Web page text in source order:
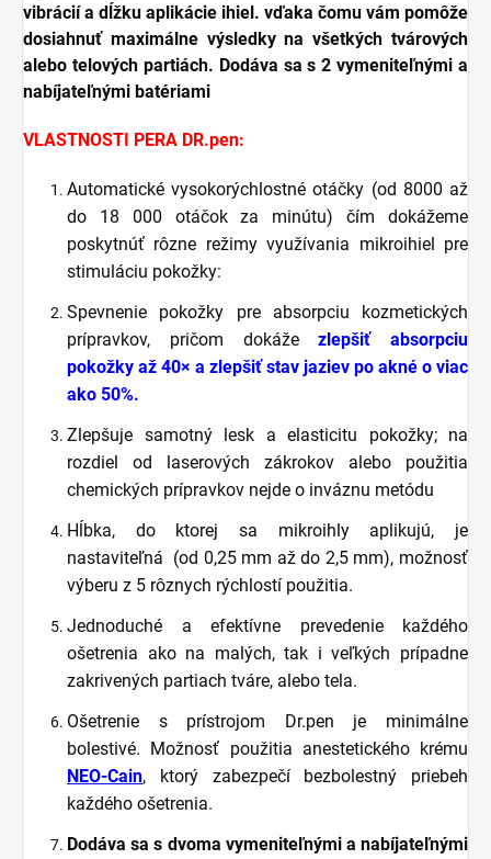
vibrácií a dĺžku aplikácie ihiel. vďaka čomu vám pomôže
dosiahnuť maximálne výsledky na všetkých tvárových
alebo telových partiách. Dodáva sa s 2 vymeniteľnými a
nabíjateľnými batériami
VLASTNOSTI PERA DR.pen:
Automatické vysokorýchlostné otáčky (od 8000 až
do 18 000 otáčok za minútu) čím dokážeme
poskytnúť rôzne režimy využívania mikroihiel pre
stimuláciu pokožky:
Spevnenie pokožky pre absorpciu kozmetických
prípravkov, pričom dokážezlepšiť absorpciu
pokožky až 40× a zlepšiť stav jaziev po akné o viac
ako 50%.
Zlepšuje samotný lesk a elasticitu pokožky; na
rozdiel od laserových zákrokov alebo použitia
chemických prípravkov nejde o inváznu metódu
Hĺbka, do ktorej sa mikroihly aplikujú, je
nastaviteľná (od 0,25 mm až do 2,5 mm), možnosť
výberu z 5 rôznych rýchlostí použitia.
Jednoduché a efektívne prevedenie každého
ošetrenia ako na malých, tak i veľkých prípadne
zakrivených partiach tváre, alebo tela.
Ošetrenie s prístrojom Dr.pen je minimálne
bolestivé. Možnosť použitia anestetického krému
NEO-Cain, ktorý zabezpečí bezbolestný priebeh
každého ošetrenia.
Dodáva sa s dvoma vymeniteľnými a nabíjateľnými